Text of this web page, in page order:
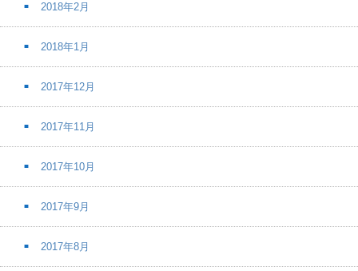
2018年2月
2018年1月
2017年12月
2017年11月
2017年10月
2017年9月
2017年8月